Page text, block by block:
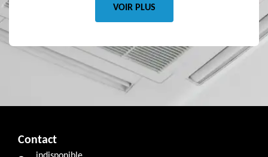
VOIR PLUS
Contact